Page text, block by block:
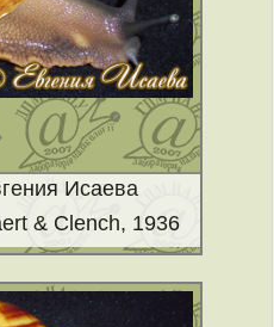
Исаева
& Clench, 1936